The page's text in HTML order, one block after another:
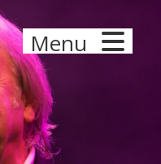
Menu